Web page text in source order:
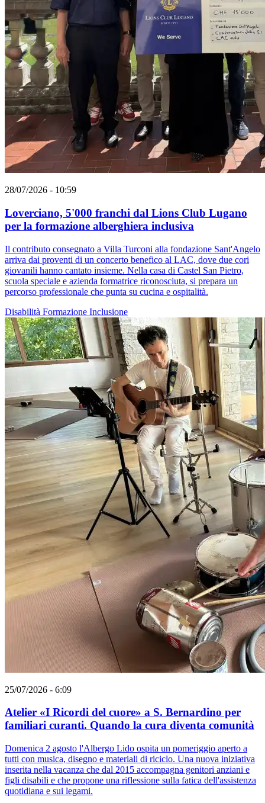
28/07/2026 - 10:59
Loverciano, 5'000 franchi dal Lions Club Lugano
per la formazione alberghiera inclusiva
Il contributo consegnato a Villa Turconi alla fondazione Sant'Angelo
arriva dai proventi di un concerto benefico al LAC, dove due cori
giovanili hanno cantato insieme. Nella casa di Castel San Pietro,
scuola speciale e azienda formatrice riconosciuta, si prepara un
percorso professionale che punta su cucina e ospitalità.
Disabilità Formazione Inclusione
25/07/2026 - 6:09
Atelier «I Ricordi del cuore» a S. Bernardino per
familiari curanti. Quando la cura diventa comunità
Domenica 2 agosto l'Albergo Lido ospita un pomeriggio aperto a
tutti con musica, disegno e materiali di riciclo. Una nuova iniziativa
inserita nella vacanza che dal 2015 accompagna genitori anziani e
figli disabili e che propone una riflessione sulla fatica dell'assistenza
quotidiana e sui legami.